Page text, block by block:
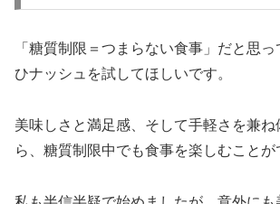
「糖質制限＝つまらない食事」だと思
ひナッシュを試してほしいです。
美味しさと満足感、そして手軽さを兼
ら、糖質制限中でも食事を楽しむことが